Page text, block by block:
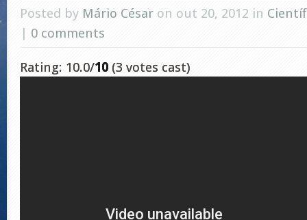
Posted by Mário César on out 20, 2012 in
| 0 comments
Rating: 10.0/10 (3 votes cast)